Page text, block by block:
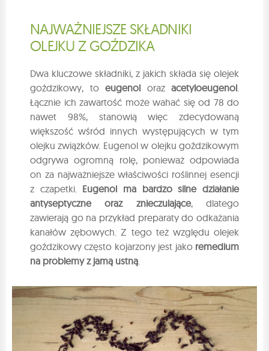
NAJWAŻNIEJSZE SKŁADNIKI
OLEJKU Z GOŹDZIKA
Dwa kluczowe składniki, z jakich składa się olejek
goździkowy, to eugenol oraz acetyloeugenol.
Łącznie ich zawartość może wahać się od 78 do
nawet 98%, stanowią więc zdecydowaną
większość wśród innych występujących w tym
olejku związków. Eugenol w olejku goździkowym
odgrywa ogromną rolę, ponieważ odpowiada
on za najważniejsze właściwości roślinnej esencji
z czapetki. Eugenol ma bardzo silne działanie
antyseptyczne oraz znieczulające, dlatego
zawierają go na przykład preparaty do odkażania
kanałów zębowych. Z tego też względu olejek
goździkowy często kojarzony jest jako remedium
na problemy z jamą ustną.